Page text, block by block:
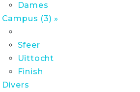
Dames
Campus (3) »
Sfeer
Uittocht
Finish
Divers